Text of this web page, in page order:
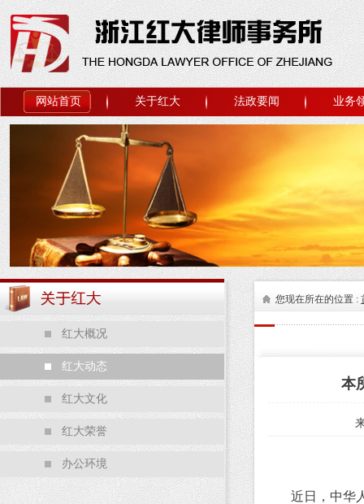
网站首页 关于红大 法政要闻 业务
红大概况
红大动态
红大文化
红大荣誉
办公环境
您现在所在的位置 :
本
近日，中华人